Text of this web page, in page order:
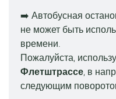
➡️ Автобусная
не может быть
времени.
Пожалуйста,
Флетштрассе, в
следующим